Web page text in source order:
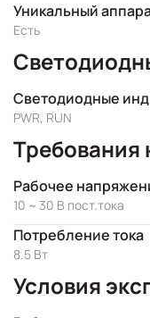
Уникальный
Есть
Светодиодные
PWR, RUN
Требования
Рабочее
10 ~ 30 В пост.тока
Потребление тока
8.5 Вт
Условия